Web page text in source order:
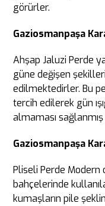
görürler.
Gaziosmanpaşa
Ahşap Jaluzi Perde
güne değişen
edilmektedirler. Bu
tercih edilerek gün
almaması
Gaziosmanpaşa
Pliseli Perde Modern
bahçelerinde
kumaşların pile